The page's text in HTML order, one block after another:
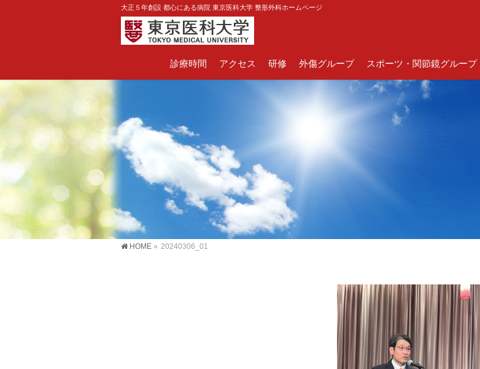
大正５年創設 都心にある病院 東京医科大学 整形外科ホームページ
診療時間 アクセス 研修 外傷グループ スポーツ・関節鏡グループ
HOME » 20240306_01